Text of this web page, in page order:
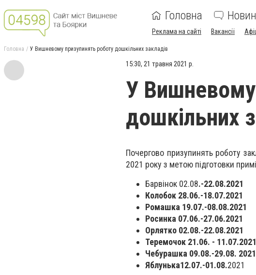
Головна
Реклама на сайті Вакансії
Головна У Вишневому призупинять роботу дошкільних закладів
15:30, 21 травня 2021 р.
У Вишневому
дошкільних
Почергово призупинять роботу
2021 року з метою підготовки
Барвінок 02.08.-22.08.2021
Колобок 28.06.-18.07.2021
Ромашка 19.07.-08.08.2021
Росинка 07.06.-27.06.2021
Орлятко 02.08.-22.08.2021
Теремочок 21.06. - 11.07.2021
Чебурашка 09.08.-29.08. 2021
Яблунька12.07.-01.08.2021